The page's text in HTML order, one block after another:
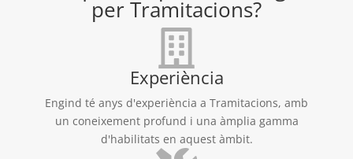
per Tramitacions?
Experiència
Engind té anys d'experiència a Tramitacions, amb
un coneixement profund i una àmplia gamma
d'habilitats en aquest àmbit.